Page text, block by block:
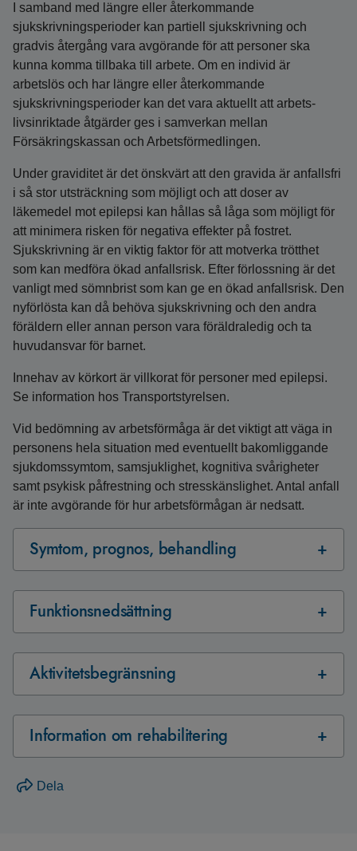
I samband med längre eller återkommande
sjukskrivningsperioder kan partiell sjukskrivning och
gradvis återgång vara avgörande för att personer ska
kunna komma tillbaka till arbete. Om en individ är
arbetslös och har längre eller återkommande
sjukskrivningsperioder kan det vara aktuellt att arbets-
livsinriktade åtgärder ges i samverkan mellan
Försäkringskassan och Arbetsförmedlingen.
Under graviditet är det önskvärt att den gravida är anfallsfri
i så stor utsträckning som möjligt och att doser av
läkemedel mot epilepsi kan hållas så låga som möjligt för
att minimera risken för negativa effekter på fostret.
Sjukskrivning är en viktig faktor för att motverka trötthet
som kan medföra ökad anfallsrisk. Efter förlossning är det
vanligt med sömnbrist som kan ge en ökad anfallsrisk. Den
nyförlösta kan då behöva sjukskrivning och den andra
föräldern eller annan person vara föräldraledig och ta
huvudansvar för barnet.
Innehav av körkort är villkorat för personer med epilepsi.
Se information hos Transportstyrelsen.
Vid bedömning av arbetsförmåga är det viktigt att väga in
personens hela situation med eventuellt bakomliggande
sjukdomssymtom, samsjuklighet, kognitiva svårigheter
samt psykisk påfrestning och stresskänslighet. Antal anfall
är inte avgörande för hur arbetsförmågan är nedsatt.
Symtom, prognos, behandling
Funktionsnedsättning
Aktivitetsbegränsning
Information om rehabilitering
Dela